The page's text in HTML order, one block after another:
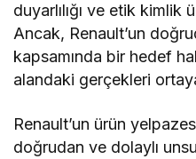
duyarlılığı ve etik kimlik
Ancak, Renault’un
kapsamında bir hedef
alandaki gerçekleri
Renault’un ürün
doğrudan ve dolaylı